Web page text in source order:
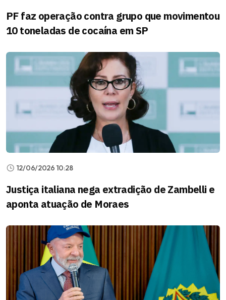
PF faz operação contra grupo que movimentou
10 toneladas de cocaína em SP
12/06/2026 10:28
Justiça italiana nega extradição de Zambelli e
aponta atuação de Moraes